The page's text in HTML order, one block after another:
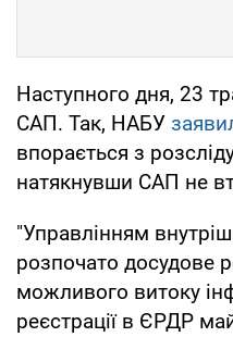
Наступного дня, 23
САП. Так, НАБУ
впорається з
натякнувши САП не
"Управлінням
розпочато досудове
можливого витоку
реєстрації в ЄРДР